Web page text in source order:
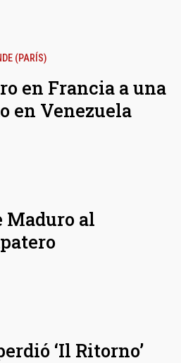
(PARÍS)
en Francia a una
en Venezuela
Maduro al
‘Il Ritorno’